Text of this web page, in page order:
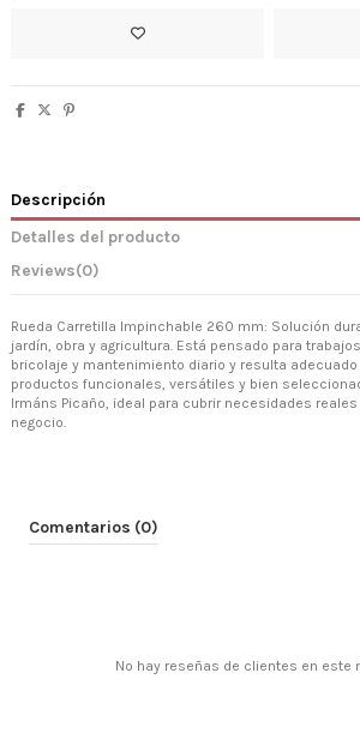
Descripción
Detalles del producto
Reviews(0)
Rueda Carretilla Impinchable 260 mm: Solución
jardín, obra y agricultura. Está pensado para
bricolaje y mantenimiento diario y resulta
productos funcionales, versátiles y bien
Irmáns Picaño, ideal para cubrir necesidades reales
negocio.
Comentarios (0)
No hay reseñas de clientes en este